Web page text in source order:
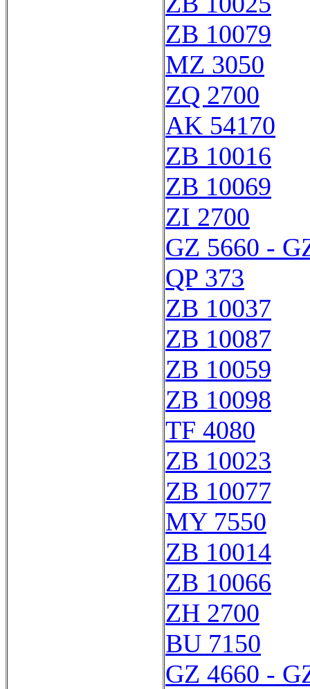
ZB 10079
MZ 3050
ZQ 2700
AK 54170
ZB 10016
ZB 10069
ZI 2700
GZ 5660 -
QP 373
ZB 10037
ZB 10087
ZB 10059
ZB 10098
TF 4080
ZB 10023
ZB 10077
MY 7550
ZB 10014
ZB 10066
ZH 2700
BU 7150
GZ 4660 -